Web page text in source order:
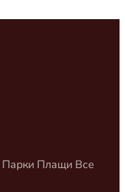
Парки Плащи Все